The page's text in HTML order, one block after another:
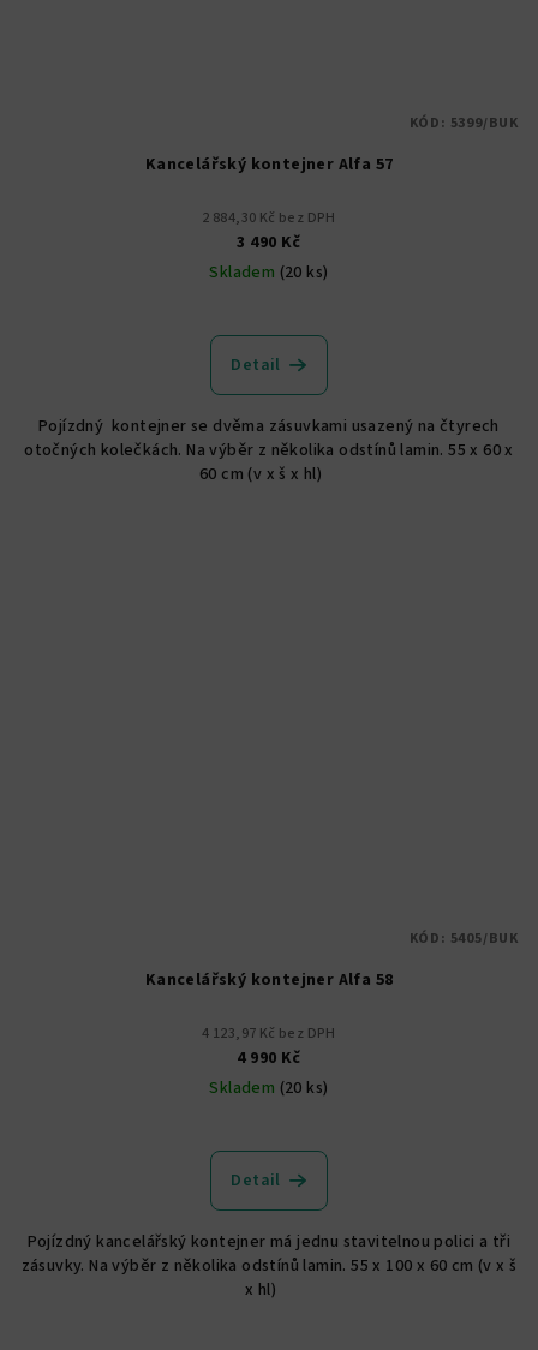
Kancelářský kontejner Alfa 57
2 884,30 Kč bez DPH
3 490 Kč
Skladem (20 ks)
Detail
Pojízdný kontejner se dvěma zásuvkami usazený na čtyrech
otočných kolečkách. Na výběr z několika odstínů lamin. 55 x 60 x
60 cm (v x š x hl)
KÓD: 5399/BUK
Kancelářský kontejner Alfa 58
4 123,97 Kč bez DPH
4 990 Kč
Skladem (20 ks)
Detail
Pojízdný kancelářský kontejner má jednu stavitelnou polici a tři
zásuvky. Na výběr z několika odstínů lamin. 55 x 100 x 60 cm (v x š
x hl)
KÓD: 5405/BUK